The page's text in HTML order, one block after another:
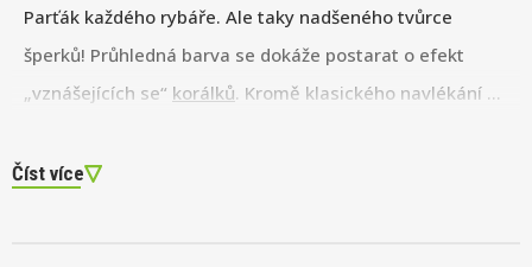
Parťák každého rybáře. Ale taky nadšeného tvůrce
šperků! Průhledná barva se dokáže postarat o efekt
„vznášejících se“ korálků. Kromě klasického navlékání ho
stavu. Do tenkého vlasce navíc navlečete i ten
Číst více